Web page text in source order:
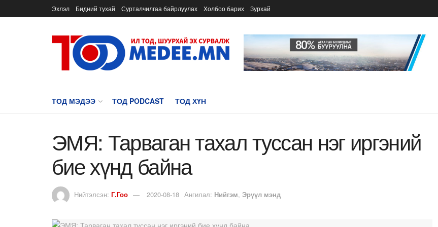
Эхлэл Бидний тухай Сурталчилгаа байрлуулах Холбоо барих Зурхай
ТОД МЭДЭЭ ТОД PODCAST ТОД ХҮН
ЭМЯ: Тарваган тахал туссан нэг иргэний
бие хүнд байна
Нийтэлсэн: Г.Гоо 2020-08-18 Ангилал: Нийгэм, Эрүүл мэнд